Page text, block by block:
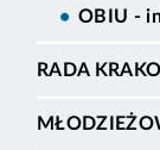
OBIU -
RADA